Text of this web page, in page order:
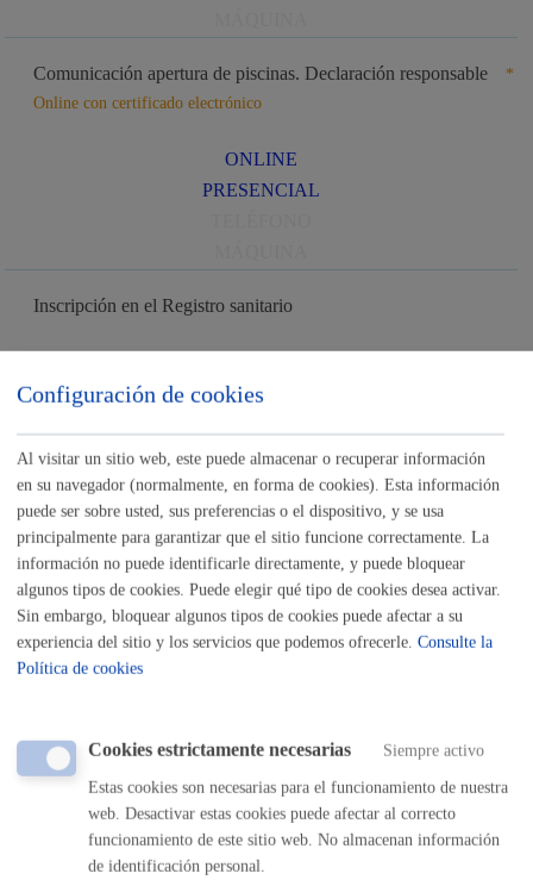
Comunicación apertura de piscinas. Declaración responsable
*
Online con certificado electrónico
ONLINE
PRESENCIAL
Inscripción en el Registro sanitario
PRESENCIAL
MÁQUINA
Licencia de taxi (provisional o definitiva)
ONLINE
PRESENCIAL
TELÉFONO
venta de productos del país
ONLINE
PRESENCIAL
TELÉFONO
Configuración de cookies
Al visitar un sitio web, este puede almacenar o recuperar información
en su navegador (normalmente, en forma de cookies). Esta información
puede ser sobre usted, sus preferencias o el dispositivo, y se usa
principalmente para garantizar que el sitio funcione correctamente. La
información no puede identificarle directamente, y puede bloquear
algunos tipos de cookies. Puede elegir qué tipo de cookies desea activar.
Sin embargo, bloquear algunos tipos de cookies puede afectar a su
experiencia del sitio y los servicios que podemos ofrecerle. Consulte la
Política de cookies
Cookies estrictamente necesarias Siempre activo
Estas cookies son necesarias para el funcionamiento de nuestra
web. Desactivar estas cookies puede afectar al correcto
funcionamiento de este sitio web. No almacenan información
de identificación personal.